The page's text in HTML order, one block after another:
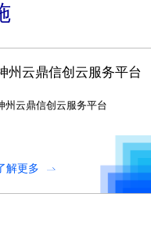
州云鼎信创云服务平台
州云鼎信创云服务平台
解更多